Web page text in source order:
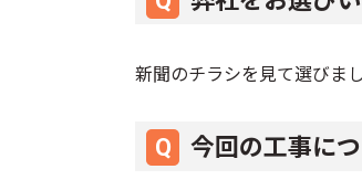
新聞のチラシを見て選びまし
今回の工事に